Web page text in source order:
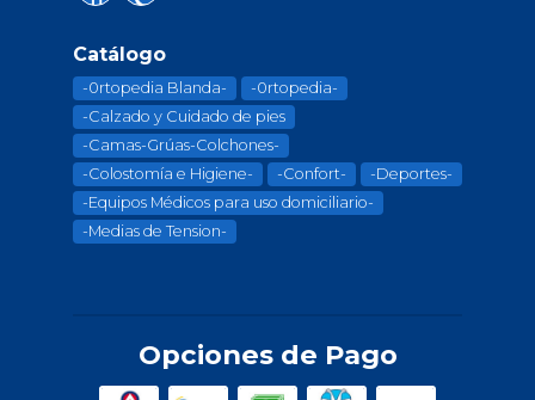
Catálogo
-0rtopedia Blanda-
-0rtopedia-
-Calzado y Cuidado de pies
-Camas-Grúas-Colchones-
-Colostomía e Higiene-
-Confort-
-Deportes-
-Equipos Médicos para uso domiciliario-
-Medias de Tension-
Opciones de Pago